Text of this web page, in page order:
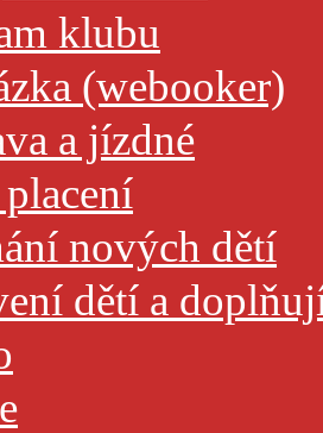
klubu
(webooker)
a jízdné
nových dětí
dětí a